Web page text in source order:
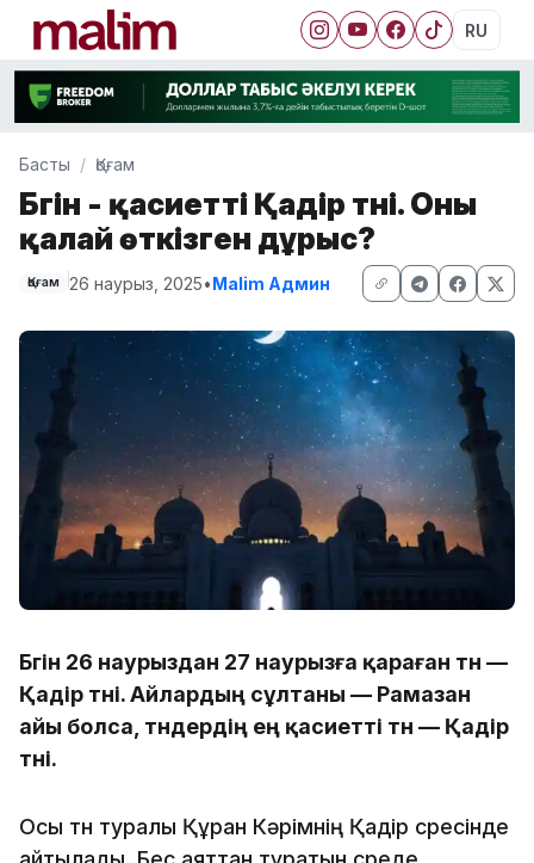
RU
Басты Қоғам
Бүгін - қасиетті Қадір түні. Оны
қалай өткізген дұрыс?
Қоғам 26 наурыз, 2025•Malim Админ
Бүгін 26 наурыздан 27 наурызға қараған түн —
Қадір түні. Айлардың сұлтаны — Рамазан
айы болса, түндердің ең қасиетті түн — Қадір
түні.
Осы түн туралы Құран Кәрімнің Қадір сүресінде